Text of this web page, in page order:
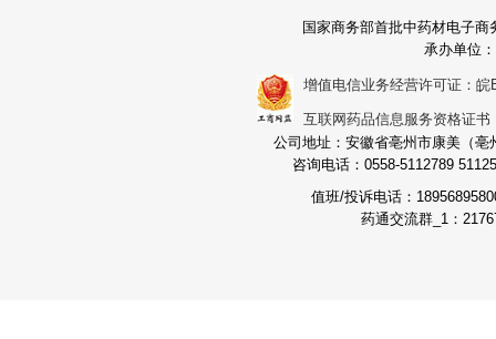
国家商务部首批中药材电子
承办单位
增值电信业务经营许可证：皖
互联网药品信息服务资格证
公司地址：安徽省亳州市康美（
咨询电话：0558-5112789
值班/投诉电话：
药通交流群_1：